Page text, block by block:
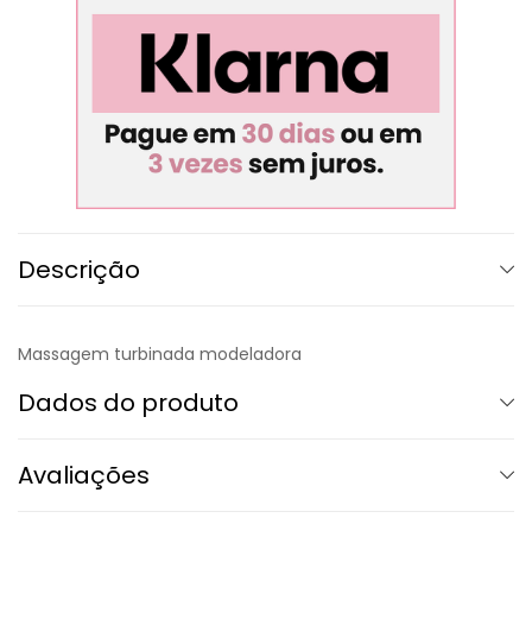
Descrição
Massagem turbinada modeladora
Dados do produto
Avaliações